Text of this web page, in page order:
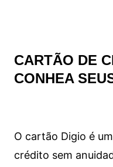
CARTÃO DE
CONHEA
O cartão Digio é
crédito sem